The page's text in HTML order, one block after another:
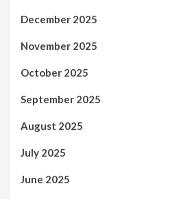
December 2025
November 2025
October 2025
September 2025
August 2025
July 2025
June 2025